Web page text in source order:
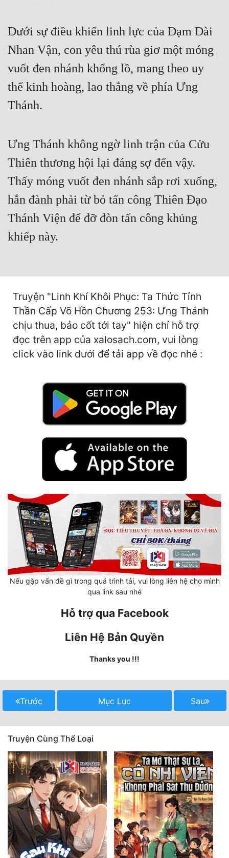
Dị Năng
Gia Đấu
Góc Nhìn Nam
Góc Nhìn Nữ
Huyền Huyễn
Huyền Ảo
Hệ Thống
Học Đường
Khoa Huyễn
Kinh Dị
Kiếm Hiệp
Kỳ Huyễn
Kỳ Ảo
Linh Dị
Ngược
Nữ Cường
Nữ Phụ
Phong Thủy - Tâm Linh
Phương Tây
Sủng
Thanh Xuân
Tiên Hiệp
Tiểu Thuyết
Trinh Thám
Triều Đấu
Trùng Sinh
Trọng Sinh
Dưới sự điều khiển linh lực của Đạm Đài
Nhan Vận, con yêu thú rùa giơ một móng
vuốt đen nhánh khổng lồ, mang theo uy
thế kinh hoàng, lao thẳng về phía Ưng
Thánh.
Ưng Thánh không ngờ linh trận của Cửu
Thiên thương hội lại đáng sợ đến vậy.
Thấy móng vuốt đen nhánh sắp rơi xuống,
hắn đành phải từ bỏ tấn công Thiên Đạo
Thánh Viện để đỡ đòn tấn công khủng
khiếp này.
Truyện "Linh Khí Khôi Phục: Ta Thức Tỉnh
Thần Cấp Võ Hồn Chương 253: Ưng Thánh
chịu thua, bảo cốt tới tay" hiện chỉ hỗ trợ
đọc trên app của xalosach.com, vui lòng
click vào link dưới để tải app về đọc nhé :
Nếu gặp vấn đề gì trong quá trình tải, vui lòng liên hệ cho mình
qua link sau nhé
Hỗ trợ qua Facebook
Liên Hệ Bản Quyền
Thanks you !!!
Trước Mục Lục Sau
Truyện Cùng Thể Loại